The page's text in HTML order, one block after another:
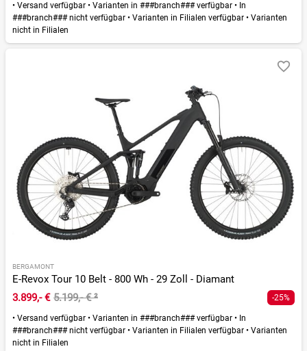
• Versand verfügbar • Varianten in ###branch### verfügbar • In
###branch### nicht verfügbar • Varianten in Filialen verfügbar • Varianten
nicht in Filialen
BERGAMONT
E-Revox Tour 10 Belt - 800 Wh - 29 Zoll - Diamant
3.899,- € 5.199,- €² -25%
• Versand verfügbar • Varianten in ###branch### verfügbar • In
###branch### nicht verfügbar • Varianten in Filialen verfügbar • Varianten
nicht in Filialen